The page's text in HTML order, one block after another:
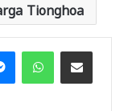
Tionghoa
MessengerWhatsAppShare via Email